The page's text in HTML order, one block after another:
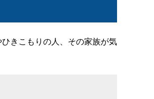
きこもりの人、その家族が気